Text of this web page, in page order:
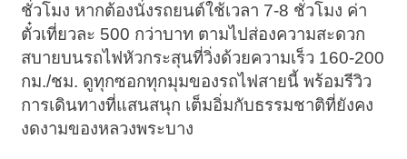
ชั่วโมง หากต้องนั่งรถยนต์ใช้เวลา 7-8 ชั่วโมง ค่า
ตั๋วเที่ยวละ 500 กว่าบาท ตามไปส่องความสะดวก
สบายบนรถไฟหัวกระสุนที่วิ่งด้วยความเร็ว 160-200
กม./ชม. ดูทุกซอกทุกมุมของรถไฟสายนี้ พร้อมรีวิว
การเดินทางที่แสนสนุก เต็มอิ่มกับธรรมชาติที่ยังคง
งดงามของหลวงพระบาง